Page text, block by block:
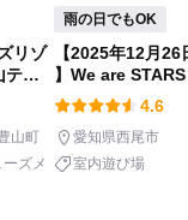
リゾ
テラ
山町
ズメ
雨の日でもOK
【2025年12月26
】We are
ャオ店
4.6
愛知県西尾市
室内遊び場